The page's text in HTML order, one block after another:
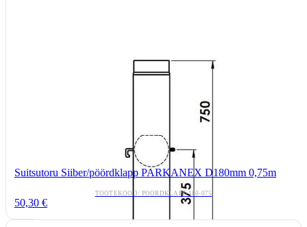
Suitsutoru Siiber/pöördklapp PARKANEX D180mm 0,75m
TOOTEKOOD: POORDKLAPP-180-075
50,30 €